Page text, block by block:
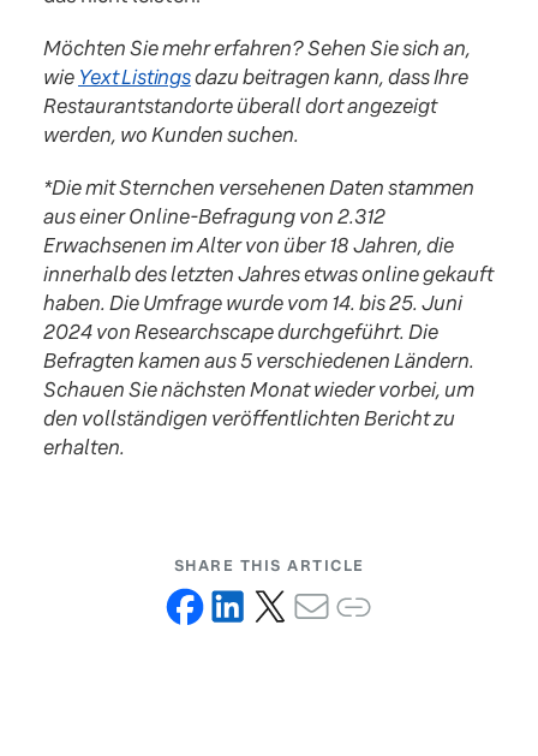
Möchten Sie mehr erfahren? Sehen Sie sich an,
wie Yext Listingsdazu beitragen kann, dass Ihre
Restaurantstandorte überall dort angezeigt
werden, wo Kunden suchen.
*Die mit Sternchen versehenen Daten stammen
aus einer Online-Befragung von 2.312
Erwachsenen im Alter von über 18 Jahren, die
innerhalb des letzten Jahres etwas online gekauft
haben. Die Umfrage wurde vom 14. bis 25. Juni
2024 von Researchscape durchgeführt. Die
Befragten kamen aus 5 verschiedenen Ländern.
Schauen Sie nächsten Monat wieder vorbei, um
den vollständigen veröffentlichten Bericht zu
erhalten.
SHARE THIS ARTICLE